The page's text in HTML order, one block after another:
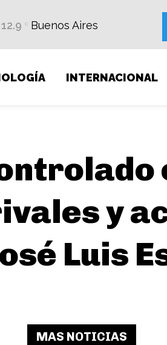
12.9 C Buenos Aires
INTERNACIONAL
y
Luis
MAS NOTICIAS